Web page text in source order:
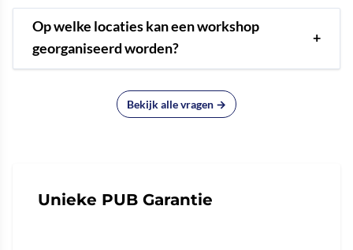
Op welke locaties kan een workshop
georganiseerd worden?
+
Bekijk alle vragen →
Unieke PUB Garantie